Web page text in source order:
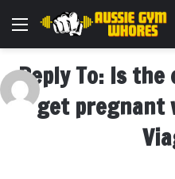
Menu
Reply To: Is
get pregnant